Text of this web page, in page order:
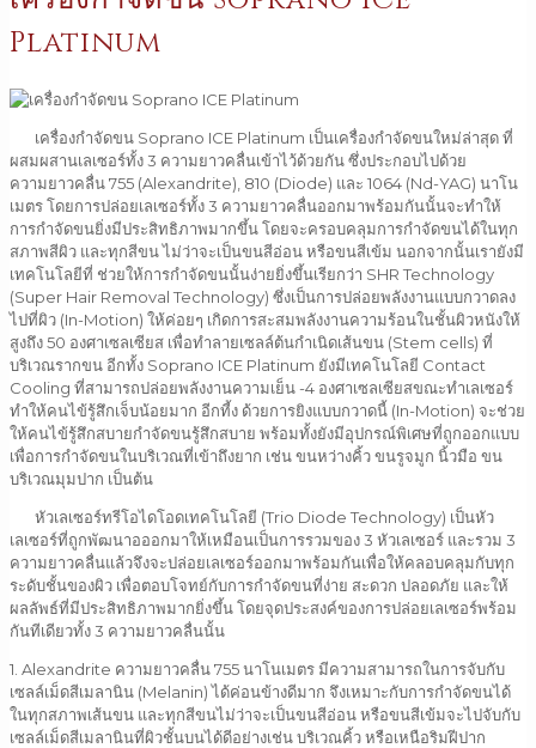
Platinum
เครื่องกำจัดขน Soprano ICE Platinum เป็นเครื่องกำจัดขนใหม่ล่าสุด ที่
ผสมผสานเลเซอร์ทั้ง 3 ความยาวคลื่นเข้าไว้ด้วยกัน ซึ่งประกอบไปด้วย
ความยาวคลื่น 755 (Alexandrite), 810 (Diode) และ 1064 (Nd-YAG) นาโน
เมตร โดยการปล่อยเลเซอร์ทั้ง 3 ความยาวคลื่นออกมาพร้อมกันนั้นจะทำให้
การกำจัดขนยิ่งมีประสิทธิภาพมากขึ้น โดยจะครอบคลุมการกำจัดขนได้ในทุก
สภาพสีผิว และทุกสีขน ไม่ว่าจะเป็นขนสีอ่อน หรือขนสีเข้ม นอกจากนั้นเรายังมี
เทคโนโลยีที่ ช่วยให้การกำจัดขนนั้นง่ายยิ่งขึ้นเรียกว่า SHR Technology
(Super Hair Removal Technology) ซึ่งเป็นการปล่อยพลังงานแบบกวาดลง
ไปที่ผิว (In-Motion) ให้ค่อยๆ เกิดการสะสมพลังงานความร้อนในชั้นผิวหนังให้
สูงถึง 50 องศาเซลเซียส เพื่อทำลายเซลล์ต้นกำเนิดเส้นขน (Stem cells) ที่
บริเวณรากขน อีกทั้ง Soprano ICE Platinum ยังมีเทคโนโลยี Contact
Cooling ที่สามารถปล่อยพลังงานความเย็น -4 องศาเซลเซียสขณะทำเลเซอร์
ทำให้คนไข้รู้สึกเจ็บน้อยมาก อีกที้ง ด้วยการยิงแบบกวาดนี้ (In-Motion) จะช่วย
ให้คนไข้รู้สึกสบายกำจัดขนรู้สึกสบาย พร้อมทั้งยังมีอุปกรณ์พิเศษที่ถูกออกแบบ
เพื่อการกำจัดขนในบริเวณที่เข้าถึงยาก เช่น ขนหว่างคิ้ว ขนรูจมูก นิ้วมือ ขน
บริเวณมุมปาก เป็นต้น
หัวเลเซอร์ทรีโอไดโอดเทคโนโลยี (Trio Diode Technology) เป็นหัว
เลเซอร์ที่ถูกพัฒนาอออกมาให้เหมือนเป็นการรวมของ 3 หัวเลเซอร์ และรวม 3
ความยาวคลื่นแล้วจึงจะปล่อยเลเซอร์ออกมาพร้อมกันเพื่อให้คลอบคลุมกับทุก
ระดับชั้นของผิว เพื่อตอบโจทย์กับการกำจัดขนที่ง่าย สะดวก ปลอดภัย และให้
ผลลัพธ์ที่มีประสิทธิภาพมากยิ่งขึ้น โดยจุดประสงค์ของการปล่อยเลเซอร์พร้อม
กันทีเดียวทั้ง 3 ความยาวคลื่นนั้น
1. Alexandrite ความยาวคลื่น 755 นาโนเมตร มีความสามารถในการจับกับ
เซลล์เม็ดสีเมลานิน (Melanin) ได้ค่อนข้างดีมาก จึงเหมาะกับการกำจัดขนได้
ในทุกสภาพเส้นขน และทุกสีขนไม่ว่าจะเป็นขนสีอ่อน หรือขนสีเข้มจะไปจับกับ
เซลล์เม็ดสีเมลานินที่ผิวชั้นบนได้ดีอย่างเช่น บริเวณคิ้ว หรือเหนือริมฝีปาก